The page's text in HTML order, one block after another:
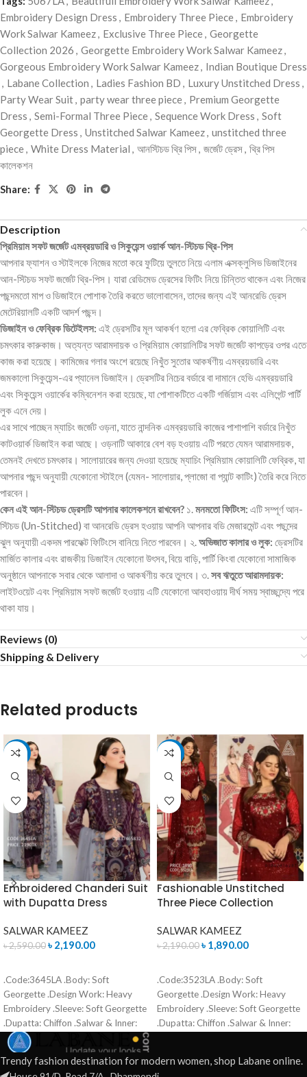
Embroidery Design Dress , Embroidery Three Piece, Embroidery
Work Salwar Kameez, Exclusive Three Piece, Georgette
Collection 2026 , Georgette Embroidery Work Salwar Kameez,
Gorgeous Embroidery Work Salwar Kameez, Indian Boutique Dress
, Labane Collection , Ladies Fashion BD , Luxury Unstitched Dress ,
Party Wear Suit, party wear three piece, Premium Georgette
Dress , Semi-Formal Three Piece, Sequence Work Dress , Soft
Georgette Dress , Unstitched Salwar Kameez, unstitched three
piece, White Dress Material , আনস্টিচড থ্রি পিস, জর্জেট ড্রেস, থ্রি পিস
কালেকশন
Share:
Description
প্রিমিয়াম সফট জর্জেট এমব্রয়ডারি ও সিকুয়েন্স ওয়ার্ক আন-স্টিচড থ্রি-পিস
আপনার ফ্যাশন ও স্টাইলকে নিজের মতো করে ফুটিয়ে তুলতে নিয়ে এলাম এক্সক্লুসিভ ডিজাইনের
আন-স্টিচড সফট জর্জেট থ্রি-পিস। যারা রেডিমেড ড্রেসের ফিটিং নিয়ে চিন্তিত থাকেন এবং নিজের
পছন্দমতো মাপ ও ডিজাইনে পোশাক তৈরি করতে ভালোবাসেন, তাদের জন্য এই আনরেডি ড্রেস
মেটেরিয়ালটি একটি আদর্শ পছন্দ।
ডিজাইন ও ফেব্রিক ডিটেইলস: এই ড্রেসটির মূল আকর্ষণ হলো এর ফেব্রিক কোয়ালিটি এবং
চমৎকার কারুকাজ। অত্যন্ত আরামদায়ক ও প্রিমিয়াম কোয়ালিটির সফট জর্জেট কাপড়ের ওপর এতে
কাজ করা হয়েছে। কামিজের গলার অংশে রয়েছে নিখুঁত সুতোর আকর্ষণীয় এমব্রয়ডারি এবং
জমকালো সিকুয়েন্স-এর প্যানেল ডিজাইন। ড্রেসটির নিচের বর্ডারে বা দামানে হেভি এমব্রয়ডারি
এবং সিকুয়েন্স ওয়ার্কের কম্বিনেশন করা হয়েছে, যা পোশাকটিতে একটি গর্জিয়াস এবং এলিগেন্ট পার্টি
লুক এনে দেয়।
এর সাথে পাচ্ছেন ম্যাচিং জর্জেট ওড়না, যাতে নান্দনিক এমব্রয়ডারি কাজের পাশাপাশি বর্ডারে নিখুঁত
কাটওয়ার্ক ডিজাইন করা আছে। ওড়নাটি আকারে বেশ বড় হওয়ায় এটি পরতে যেমন আরামদায়ক,
তেমনই দেখতে চমৎকার। সালোয়ারের জন্য দেওয়া হয়েছে ম্যাচিং প্রিমিয়াম কোয়ালিটি ফেব্রিক, যা
আপনার পছন্দ অনুযায়ী যেকোনো স্টাইলে (যেমন- সালোয়ার, প্লাজো বা প্যান্ট কাটিং) তৈরি করে নিতে
পারবেন।
কেন এই আন-স্টিচড ড্রেসটি আপনার কালেকশনে রাখবেন? ১.মনমতো ফিটিংস: এটি সম্পূর্ণ আন-
স্টিচড (Un-Stitched) বা আনরেডি ড্রেস হওয়ায় আপনি আপনার বডি মেজারমেন্ট এবং পছন্দের
ঝুল অনুযায়ী একদম পারফেক্ট ফিটিংসে বানিয়ে নিতে পারবেন। ২.অভিজাত কালার ও লুক: ড্রেসটির
মার্জিত কালার এবং রাজকীয় ডিজাইন যেকোনো উৎসব, বিয়ে বাড়ি, পার্টি কিংবা যেকোনো সামাজিক
অনুষ্ঠানে আপনাকে সবার থেকে আলাদা ও আকর্ষণীয় করে তুলবে। ৩.সব ঋতুতে আরামদায়ক:
লাইটওয়েট এবং প্রিমিয়াম সফট জর্জেট হওয়ায় এটি যেকোনো আবহাওয়ায় দীর্ঘ সময় স্বাচ্ছন্দ্যে পরে
থাকা যায়।
Reviews (0)
Shipping & Delivery
Related products
-15%
Embroidered Chanderi Suit
with Dupatta Dress
SALWAR KAMEEZ
৳2,590.00৳ 2,190.00
.Code:3645LA .Body: Soft
Georgette .Design Work: Heavy
Embroidery .Sleeve: Soft Georgette
.Dupatta: Chiffon .Salwar & Inner:
Santoon .Semi –Stitched .Type:
Made in Bangladesh Call for order :
01771006910 01631493054
-14%
Fashionable Unstitched
Three Piece Collection
SALWAR KAMEEZ
৳2,190.00৳ 1,890.00
.Code:3523LA .Body: Soft
Georgette .Design Work: Heavy
Embroidery .Sleeve: Soft Georgette
.Dupatta: Chiffon .Salwar & Inner:
01771006910 01631493054
Trendy fashion destination for modern women, shop Labane online.